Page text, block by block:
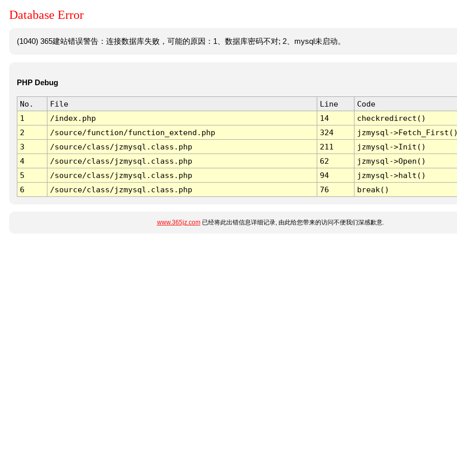
Database Error
(1040) 365建站错误警告：连接数据库失败，可能的原因：1、数据库密码不对; 2、mysql未启动。
PHP Debug
No. File Line
Code
1
/index.php 14
checkredirect()
2
/source/function/function_extend.php 324
jzmysql-
3
/source/class/jzmysql.class.php 211
jzmysql->Init()
4
/source/class/jzmysql.class.php 62
jzmysql->Open()
5
/source/class/jzmysql.class.php 94
jzmysql->halt()
6
/source/class/jzmysql.class.php 76 break()
www.365jz.com已经将此出错信息详细记录, 由此给您带来的访问不便我们深感歉意.